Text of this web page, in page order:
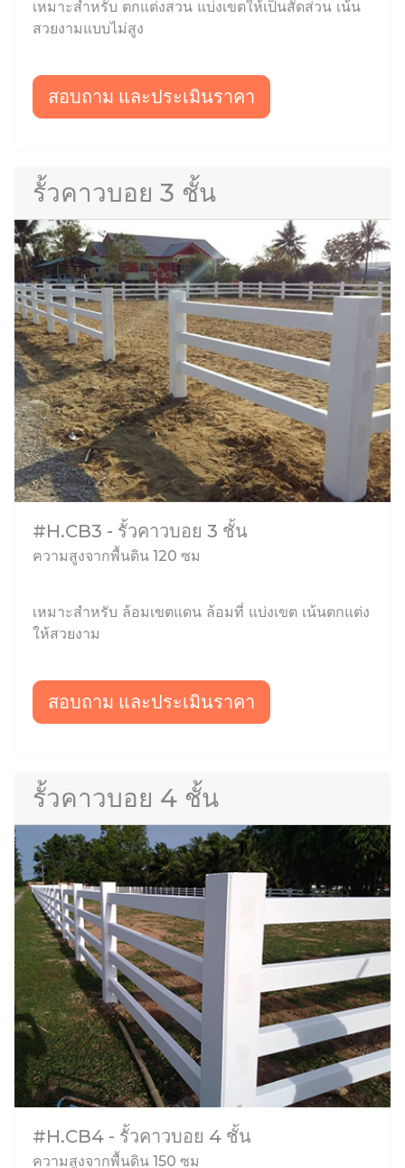
เหมาะสำหรับ ตกแต่งสวน แบ่งเขตให้เป็นสัดส่วน เน้น
สวยงามแบบไม่สูง
สอบถาม และประเมินราคา
รั้วคาวบอย 3 ชั้น
#H.CB3 - รั้วคาวบอย 3 ชั้น
ความสูงจากพื้นดิน 120 ซม
เหมาะสำหรับ ล้อมเขตแดน ล้อมที่ แบ่งเขต เน้นตกแต่ง
ให้สวยงาม
สอบถาม และประเมินราคา
รั้วคาวบอย 4 ชั้น
#H.CB4 - รั้วคาวบอย 4 ชั้น
ความสูงจากพื้นดิน 150 ซม